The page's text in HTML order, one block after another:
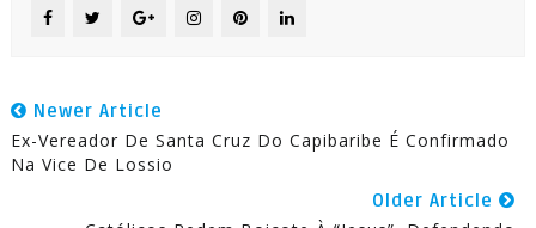
Newer Article
Ex-Vereador De Santa Cruz Do Capibaribe É Confirmado
Na Vice De Lossio
Older Article